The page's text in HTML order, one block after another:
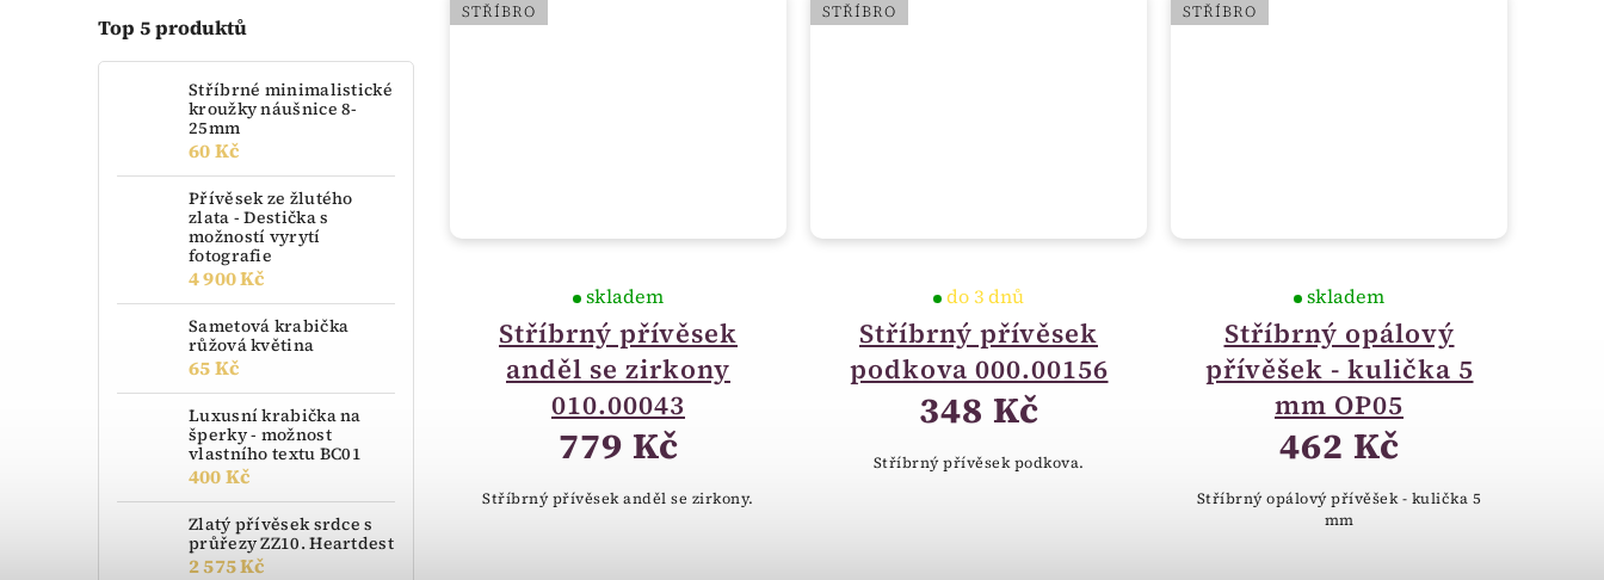
Top 5 produktů
Stříbrné minimalistické
kroužky náušnice 8-
25mm
60 Kč
Přívěsek ze žlutého
zlata - Destička s
možností vyrytí
fotografie
4 900 Kč
Sametová krabička
růžová květina
65 Kč
Luxusní krabička na
šperky - možnost
vlastního textu BC01
400 Kč
Zlatý přívěsek srdce s
průřezy ZZ10. Heartdest
2 575 Kč
Stříbrný přívěsek
srdce AGH28
984 Kč
Stříbrný přívěsek srdce se zirkony.
STŘÍBRO
Stříbrný přívěsek
anděl se zirkony
010.00043
skladem
779 Kč
Stříbrný přívěsek anděl se zirkony.
STŘÍBRO
Stříbrný přívěsek
podkova 000.00156
do 3 dnů
348 Kč
Stříbrný přívěsek podkova.
STŘÍBRO
Stříbrný opálový
přívěšek - kulička 5
mm OP05
skladem
462 Kč
Stříbrný opálový přívěšek - kulička 5
mm